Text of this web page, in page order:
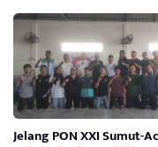
Jelang PON XXI Sumut-